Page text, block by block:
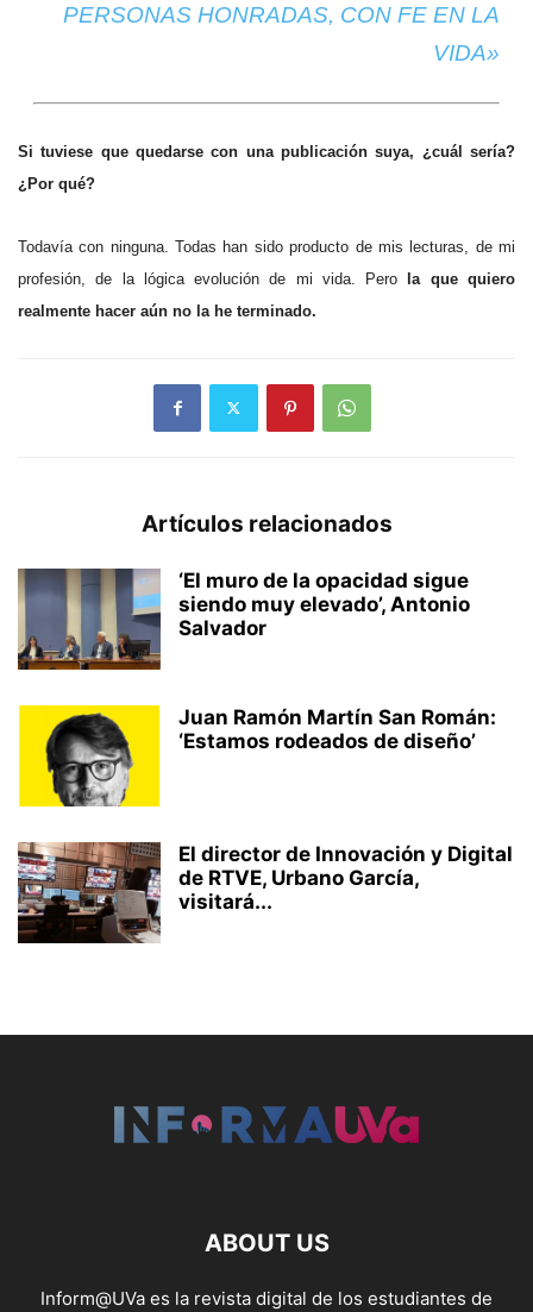
PERSONAS HONRADAS, CON FE EN LA
VIDA»
Si tuviese que quedarse con una publicación suya, ¿cuál sería?
¿Por qué?
Todavía con ninguna. Todas han sido producto de mis lecturas, de mi
profesión, de la lógica evolución de mi vida. Pero la que quiero
realmente hacer aún no la he terminado.
Artículos relacionados
‘El muro de la opacidad sigue
siendo muy elevado’, Antonio
Salvador
Juan Ramón Martín San Román:
‘Estamos rodeados de diseño’
El director de Innovación y Digital
de RTVE, Urbano García,
visitará...
ABOUT US
Inform@UVa es la revista digital de los estudiantes de